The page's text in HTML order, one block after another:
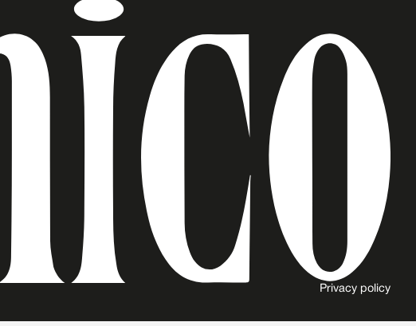
Privacy policy